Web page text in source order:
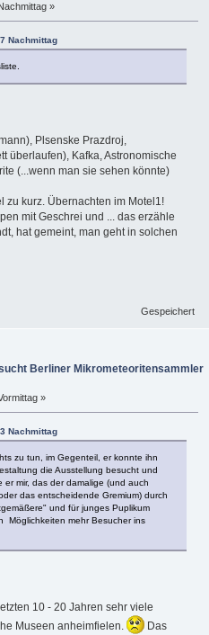
»
Nachmittag
Plsenske Prazdroj,
überlaufen), Kafka, Astronomische
(...wenn man sie sehen könnte)
zu kurz. Übernachten im Motel1!
mit Geschrei und ... das erzähle
hat gemeint, man geht in solchen
Gespeichert
Berliner Mikrometeoritensammler
»
Nachmittag
zu tun, im Gegenteil, er konnte ihn
die Ausstellung besucht und
mir, das der damalige (und auch
das entscheidende Gremium) durch
und für junges Puplikum
Möglichkeiten mehr Besucher ins
10 - 20 Jahren sehr viele
Museen anheimfielen.
Das